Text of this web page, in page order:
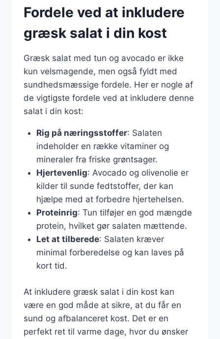
Fordele ved at inkludere
græsk salat i din kost
Græsk salat med tun og avocado er ikke
kun velsmagende, men også fyldt med
sundhedsmæssige fordele. Her er nogle af
de vigtigste fordele ved at inkludere denne
salat i din kost:
Rig på næringsstoffer: Salaten
indeholder en række vitaminer og
mineraler fra friske grøntsager.
Hjertevenlig: Avocado og olivenolie er
kilder til sunde fedtstoffer, der kan
hjælpe med at forbedre hjertehelsen.
Proteinrig: Tun tilføjer en god mængde
protein, hvilket gør salaten mættende.
Let at tilberede: Salaten kræver
minimal forberedelse og kan laves på
kort tid.
At inkludere græsk salat i din kost kan
være en god måde at sikre, at du får en
sund og afbalanceret kost. Det er en
perfekt ret til varme dage, hvor du ønsker